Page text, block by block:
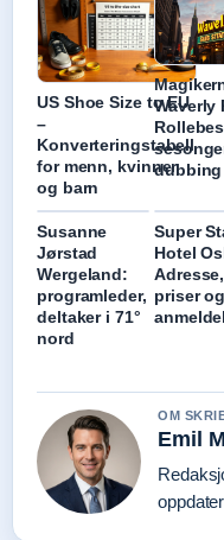
US Shoe Size to EU
–
Konverteringstabell
for menn, kvinner
og barn
Waverly
dubbing
Susanne
Jørstad
Wergeland:
programleder,
deltaker i 71°
nord
Super
Hotel
Adresse,
priser og
OM
Emil